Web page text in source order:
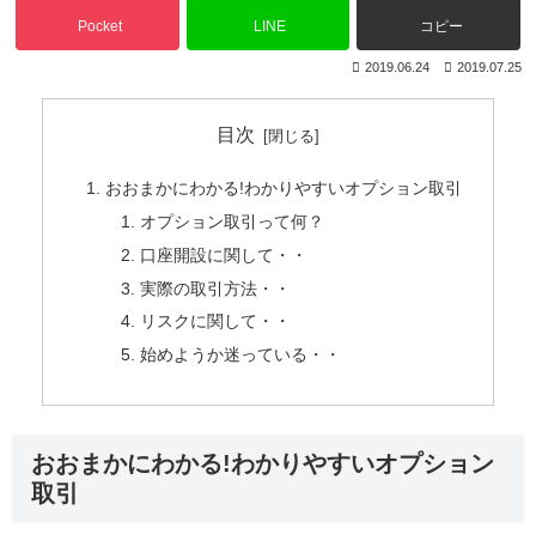
Pocket LINE コピー
2019.07.25
2019.06.24
目次
おおまかにわかる!わかりやすいオプション取引
オプション取引って何？
口座開設に関して・・
実際の取引方法・・
リスクに関して・・
始めようか迷っている・・
おおまかにわかる!わかりやすいオプション
取引